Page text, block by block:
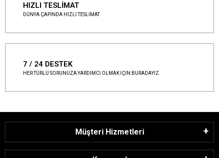
HIZLI TESLİMAT
DÜNYA ÇAPINDA HIZLI TESLİMAT
7 / 24 DESTEK
HER TÜRLÜ SORUNUZA YARDIMCI OLMAK İÇİN BURADAYIZ.
Müşteri Hizmetleri